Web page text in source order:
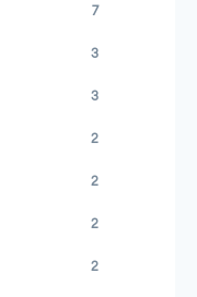
7
3
3
2
2
2
2